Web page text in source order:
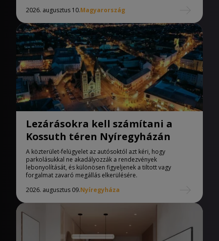
2026. augusztus 10.Magyarország
Lezárásokra kell számítani a
Kossuth téren Nyíregyházán
A közterület-felügyelet az autósoktól azt kéri, hogy
parkolásukkal ne akadályozzák a rendezvények
lebonyolítását, és különösen figyeljenek a tiltott vagy
forgalmat zavaró megállás elkerülésére.
2026. augusztus 09.Nyíregyháza